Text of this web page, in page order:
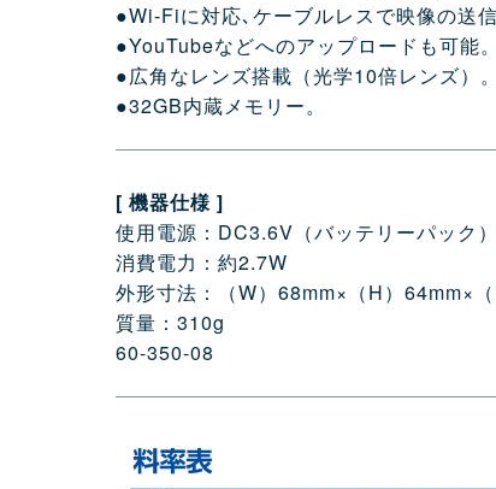
●Wi-Fiに対応､ケーブルレスで映像の送信
●YouTubeなどへのアップロードも可能。
●広角なレンズ搭載（光学10倍レンズ）。
●32GB内蔵メモリー。
[ 機器仕様 ]
使用電源：DC3.6V（バッテリーパック
消費電力：約2.7W
外形寸法：（W）68mm×（H）64mm×
質量：310g
60-350-08